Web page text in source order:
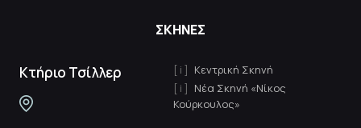
ΣΚΗΝΕΣ
Κτήριο Τσίλλερ
Κεντρική Σκηνή
Νέα Σκηνή «Νίκος
Κούρκουλος»